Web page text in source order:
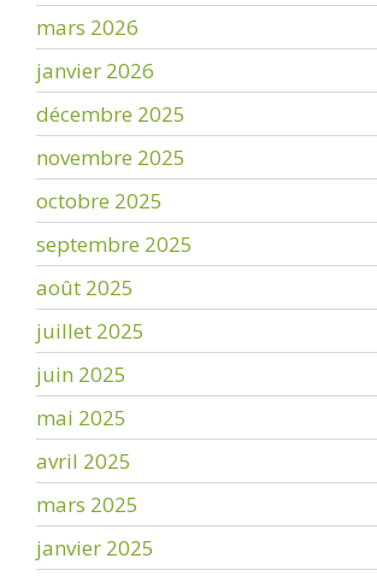
mars 2026
janvier 2026
décembre 2025
novembre 2025
octobre 2025
septembre 2025
août 2025
juillet 2025
juin 2025
mai 2025
avril 2025
mars 2025
janvier 2025